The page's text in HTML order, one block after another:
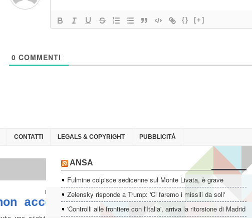
{} [+]
0 COMMENTI
CONTATTI LEGALS & COPYRIGHT PUBBLICITÀ
ANSA
Fulmine colpisce sedicenne sul Monte Livata, è grave
Zelensky risponde a Trump: 'Ci faremo i missili da soli'
'Controlli alle frontiere con l'Italia', arriva la ritorsione di Madrid